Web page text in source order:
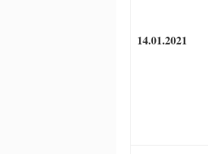
14.01.2021